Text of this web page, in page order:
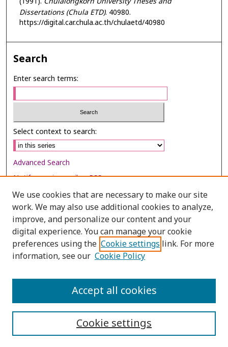
Dissertations (Chula ETD). 40980.
https://digital.car.chula.ac.th/chulaetd/40980
Search
Enter search terms:
Select context to search:
Advanced Search
Notify me via email orRSS
Browse
Collections
Disciplines
Authors
We use cookies that are necessary to make our site
work. We may also use additional cookies to analyze,
improve, and personalize our content and your
digital experience. You can manage your cookie
preferences using the Cookie settings link. For more
information, see our Cookie Policy
Cookie settings
Accept all cookies